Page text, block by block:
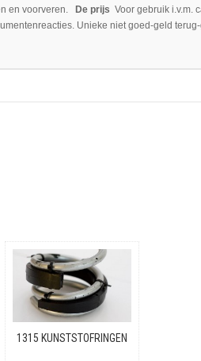
en voorveren.
De prijs Voor gebruik i.v.m.
Unieke niet goed-geld
met een gastank. Product bestaat uit: - 2
- Uw wagen slaat minder door op
meer achterover. U bent verzekerd van
De prijs Voor gebruik i.v.m. caravan
Unieke niet goed-geld terug-garantie.
1315 KUNSTSTOFRINGEN